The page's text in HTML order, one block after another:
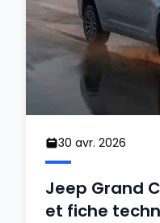
30 avr. 2026
Jeep Grand
et fiche